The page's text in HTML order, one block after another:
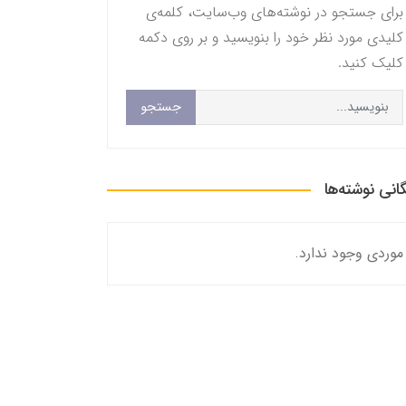
برای جستجو در نوشته‌های وب‌سایت، کلمه‌ی
کلیدی مورد نظر خود را بنویسید و بر روی دکمه
کلیک کنید.
جستجو
نوشته‌ها
موردی وجود ندارد.